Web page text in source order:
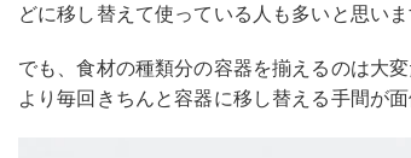
どに移し替えて使っている人も多いと思いま
でも、食材の種類分の容器を揃えるのは大
より毎回きちんと容器に移し替える手間が面